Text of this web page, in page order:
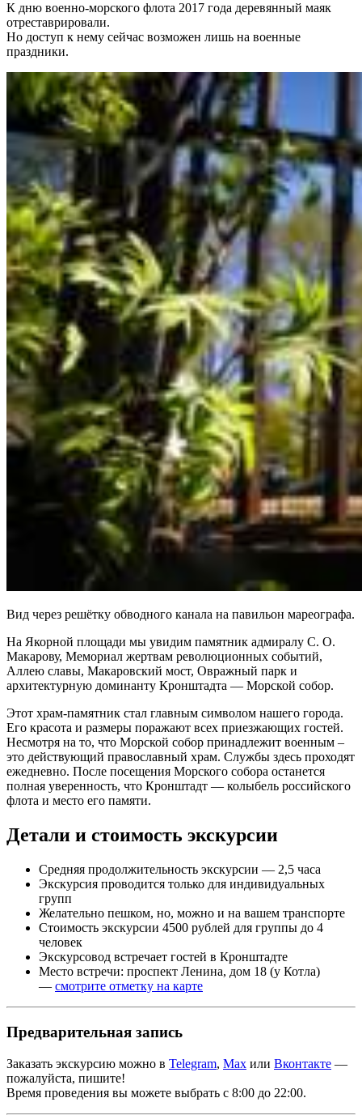
К дню военно-морского флота 2017 года деревянный маяк
отреставрировали.
Но доступ к нему сейчас возможен лишь на военные
праздники.
Вид через решётку обводного канала на павильон мареографа.
На Якорной площади мы увидим памятник адмиралу С. О.
Макарову, Мемориал жертвам революционных событий,
Аллею славы, Макаровский мост, Овражный парк и
архитектурную доминанту Кронштадта — Морской собор.
Этот храм-памятник стал главным символом нашего города.
Его красота и размеры поражают всех приезжающих гостей.
Несмотря на то, что Морской собор принадлежит военным –
это действующий православный храм. Службы здесь проходят
ежедневно. После посещения Морского собора останется
полная уверенность, что Кронштадт — колыбель российского
флота и место его памяти.
Детали и стоимость экскурсии
Средняя продолжительность экскурсии — 2,5 часа
Экскурсия проводится только для индивидуальных
групп
Желательно пешком, но, можно и на вашем транспорте
Стоимость экскурсии 4500 рублей для группы до 4
человек
Экскурсовод встречает гостей в Кронштадте
Место встречи: проспект Ленина, дом 18 (у Котла)
— смотрите отметку на карте
Предварительная запись
Заказать экскурсию можно в Telegram, Max или Вконтакте —
пожалуйста, пишите!
Время проведения вы можете выбрать с 8:00 до 22:00.